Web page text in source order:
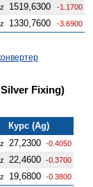
1519,6300 -1.1700
1330,7600 -3.6900
Silver Fixing)
Курс (Ag)
27,2300 -0.4050
22,4600 -0.3700
19,6800 -0.3800